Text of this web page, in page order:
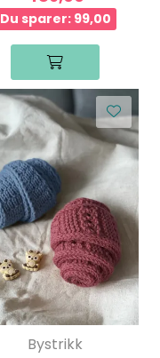
Du sparer: 99,00
Bystrikk